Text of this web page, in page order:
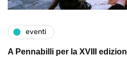
eventi
A Pennabilli per la XVIII